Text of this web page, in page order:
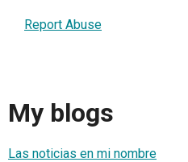
Report Abuse
My blogs
Las noticias en mi nombre